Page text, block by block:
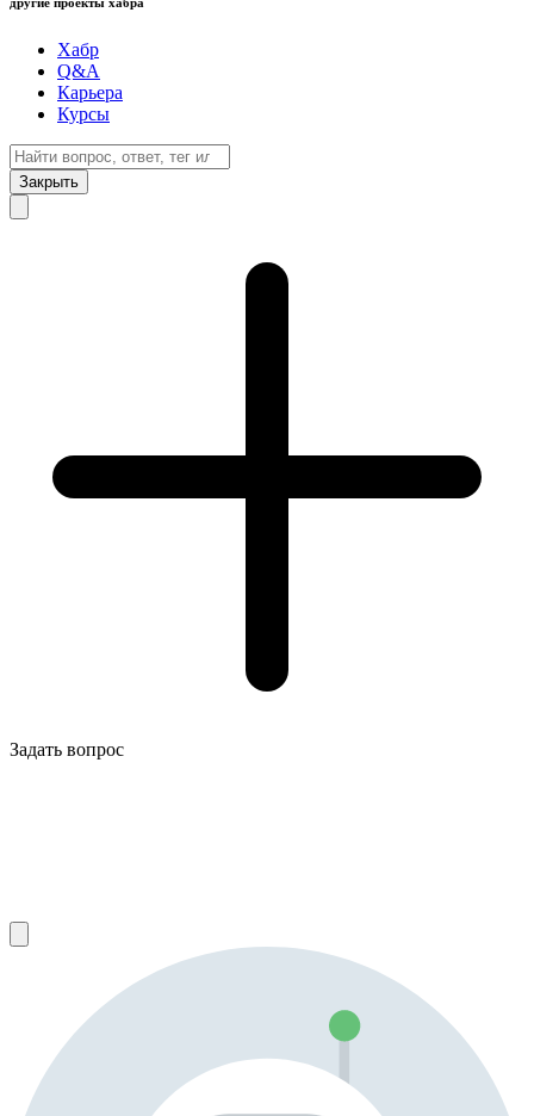
Хабр
Q&A
Карьера
Курсы
Закрыть
Задать вопрос